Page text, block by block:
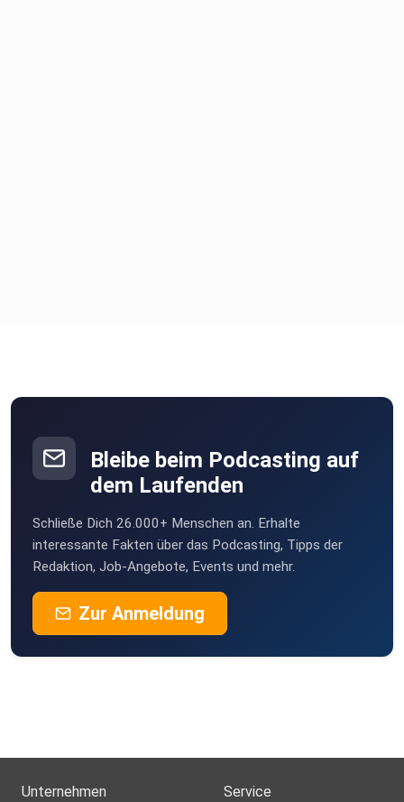
Bleibe beim Podcasting auf
dem Laufenden
Schließe Dich 26.000+ Menschen an. Erhalte
interessante Fakten über das Podcasting, Tipps der
Redaktion, Job-Angebote, Events und mehr.
Zur Anmeldung
Unternehmen Service